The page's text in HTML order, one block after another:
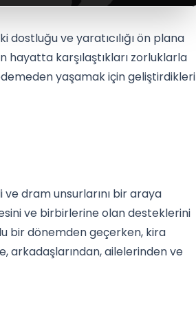
dostluğu ve yaratıcılığı ön plana
hayatta karşılaştıkları zorluklarla
yaşamak için geliştirdikleri
ve dram unsurlarını bir araya
ve birbirlerine olan desteklerini
bir dönemden geçerken, kira
arkadaşlarından, ailelerinden ve